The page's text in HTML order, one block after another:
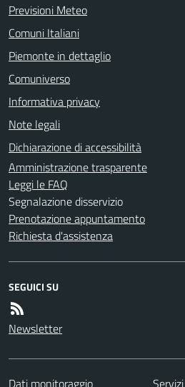
Previsioni Meteo
Comuni Italiani
Piemonte in dettaglio
Comuniverso
Informativa privacy
Note legali
Dichiarazione di accessibilità
Amministrazione trasparente
Leggi le FAQ
Segnalazione disservizio
Prenotazione appuntamento
Richiesta d'assistenza
SEGUICI SU
Newsletter
Dati monitoraggio Servizi